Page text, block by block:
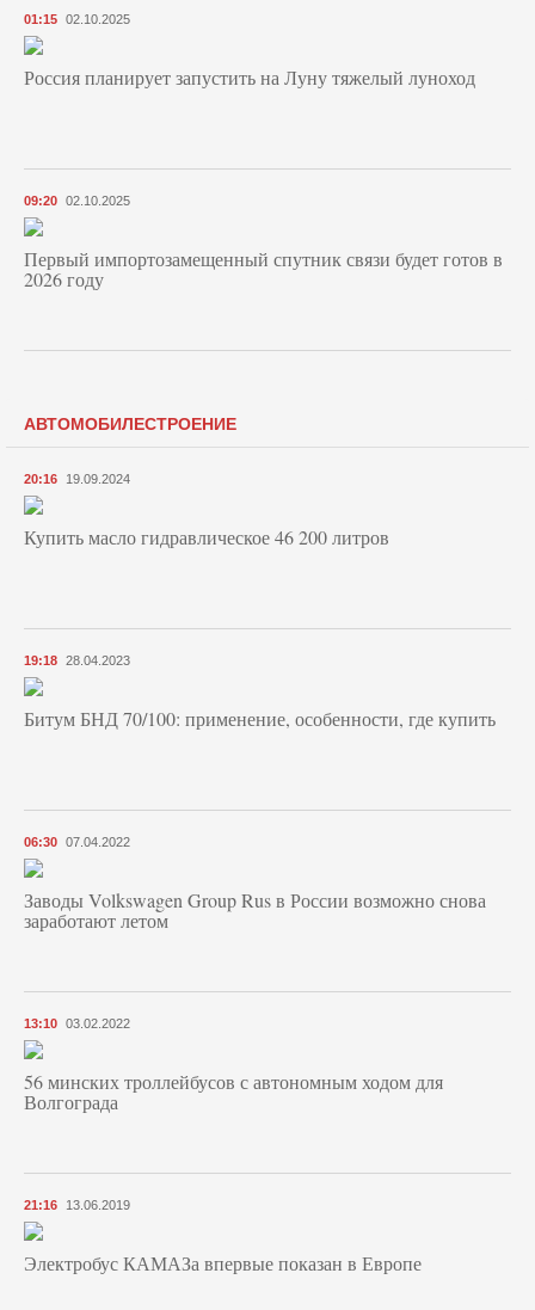
01:15 02.10.2025
Россия планирует запустить на Луну тяжелый луноход
09:20 02.10.2025
Первый импортозамещенный спутник связи будет готов в
2026 году
АВТОМОБИЛЕСТРОЕНИЕ
20:16 19.09.2024
Купить масло гидравлическое 46 200 литров
19:18 28.04.2023
Битум БНД 70/100: применение, особенности, где купить
06:30 07.04.2022
Заводы Volkswagen Group Rus в России возможно снова
заработают летом
13:10 03.02.2022
56 минских троллейбусов с автономным ходом для
Волгограда
21:16 13.06.2019
Электробус КАМАЗа впервые показан в Европе